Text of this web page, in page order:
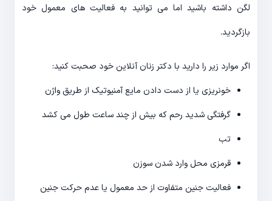
لگن داشته باشید اما می توانید به فعالیت های معمول خود
بازگردید.
اگر موارد زیر را دارید با دکتر زنان آنلاین خود صحبت کنید:
خونریزی یا از دست دادن مایع آمنیوتیک از طریق واژن
گرفتگی شدید رحم که بیش از چند ساعت طول می کشد
تب
قرمزی محل وارد شدن سوزن
فعالیت جنین متفاوت از حد معمول یا عدم حرکت جنین